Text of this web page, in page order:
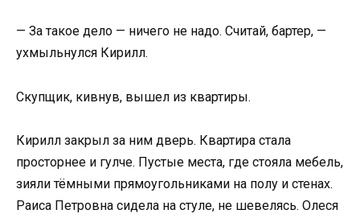
— За такое дело — ничего не надо. Считай, бартер, —
ухмыльнулся Кирилл.
Скупщик, кивнув, вышел из квартиры.
Кирилл закрыл за ним дверь. Квартира стала
просторнее и гулче. Пустые места, где стояла мебель,
зияли тёмными прямоугольниками на полу и стенах.
Раиса Петровна сидела на стуле, не шевелясь. Олеся